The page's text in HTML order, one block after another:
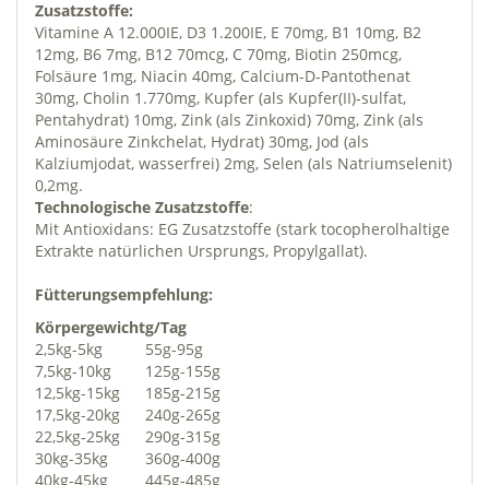
Zusatzstoffe:
Vitamine A 12.000IE, D3 1.200IE, E 70mg, B1 10mg, B2
12mg, B6 7mg, B12 70mcg, C 70mg, Biotin 250mcg,
Folsäure 1mg, Niacin 40mg, Calcium-D-Pantothenat
30mg, Cholin 1.770mg, Kupfer (als Kupfer(II)-sulfat,
Pentahydrat) 10mg, Zink (als Zinkoxid) 70mg, Zink (als
Aminosäure Zinkchelat, Hydrat) 30mg, Jod (als
Kalziumjodat, wasserfrei) 2mg, Selen (als Natriumselenit)
0,2mg.
Technologische Zusatzstoffe:
Mit Antioxidans: EG Zusatzstoffe (stark tocopherolhaltige
Extrakte natürlichen Ursprungs, Propylgallat).
Fütterungsempfehlung:
Körpergewichtg/Tag
2,5kg-5kg
55g-95g
7,5kg-10kg
125g-155g
12,5kg-15kg
185g-215g
17,5kg-20kg
240g-265g
22,5kg-25kg
290g-315g
30kg-35kg
360g-400g
40kg-45kg
445g-485g